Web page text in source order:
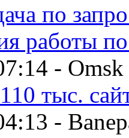
по
работы
- Omsk
тыс.
-